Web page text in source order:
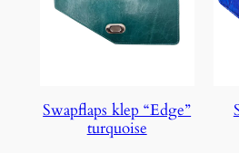
Swapflaps klep “Edge”
turquoise